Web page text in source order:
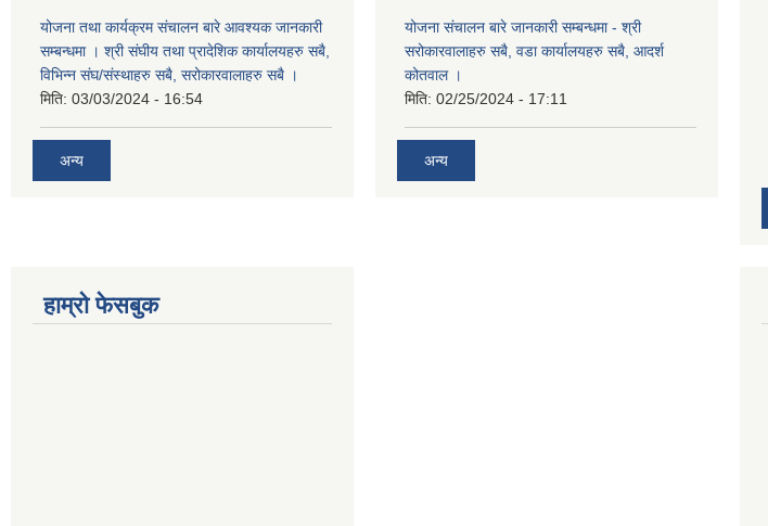
योजना तथा कार्यक्रम संचालन बारे आवश्यक जानकारी
सम्बन्धमा । श्री संघीय तथा प्रादेशिक कार्यालयहरु सबै,
विभिन्‍न संघ/संस्थाहरु सबै, सरोकारवालाहरु सबै ।
मिति: 03/03/2024 - 16:54
अन्य
योजना संचालन बारे जानकारी सम्बन्धमा - श्री
सरोकारवालाहरु सबै, वडा कार्यालयहरु सबै, आदर्श
कोतवाल ।
मिति: 02/25/2024 - 17:11
अन्य
हाम्रो फेसबुक